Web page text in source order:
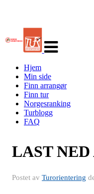
navigasjon
Hjem
Min side
Finn arrangør
Finn tur
Norgesranking
Turblogg
FAQ
LAST NED
Postet av Turorientering